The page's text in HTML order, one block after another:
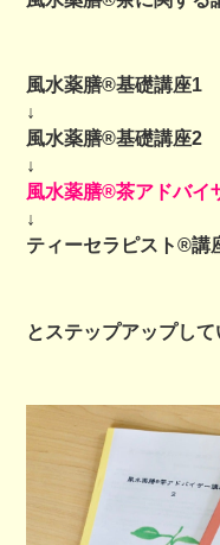
風水薬膳®基礎講座1
↓
風水薬膳®基礎講座2
↓
風水薬膳®茶アドバイ
↓
ティーセラピスト®
とステップアップして